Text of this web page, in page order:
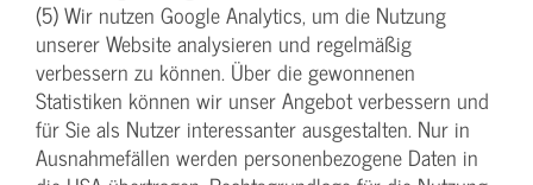
(5) Wir nutzen Google Analytics, um die Nutzung
unserer Website analysieren und regelmäßig
verbessern zu können. Über die gewonnenen
Statistiken können wir unser Angebot verbessern und
für Sie als Nutzer interessanter ausgestalten. Nur in
Ausnahmefällen werden personenbezogene Daten in